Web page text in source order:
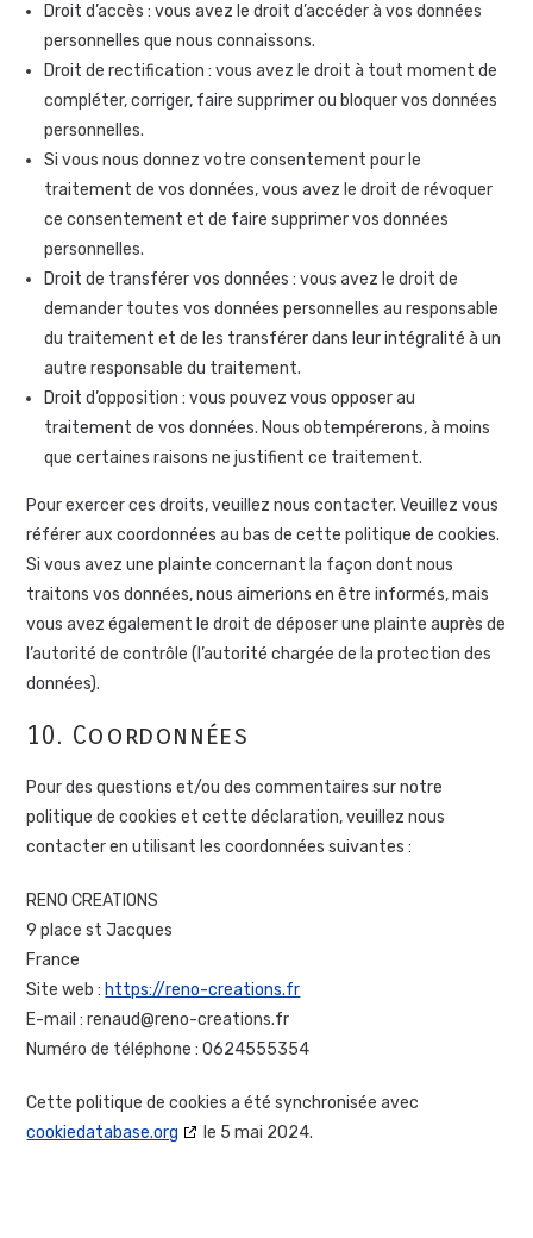
Droit d’accès : vous avez le droit d’accéder à vos données
personnelles que nous connaissons.
Droit de rectification : vous avez le droit à tout moment de
compléter, corriger, faire supprimer ou bloquer vos données
personnelles.
Si vous nous donnez votre consentement pour le
traitement de vos données, vous avez le droit de révoquer
ce consentement et de faire supprimer vos données
personnelles.
Droit de transférer vos données : vous avez le droit de
demander toutes vos données personnelles au responsable
du traitement et de les transférer dans leur intégralité à un
autre responsable du traitement.
Droit d’opposition : vous pouvez vous opposer au
traitement de vos données. Nous obtempérerons, à moins
que certaines raisons ne justifient ce traitement.
Pour exercer ces droits, veuillez nous contacter. Veuillez vous
référer aux coordonnées au bas de cette politique de cookies.
Si vous avez une plainte concernant la façon dont nous
traitons vos données, nous aimerions en être informés, mais
vous avez également le droit de déposer une plainte auprès de
l’autorité de contrôle (l’autorité chargée de la protection des
données).
10. Coordonnées
Pour des questions et/ou des commentaires sur notre
politique de cookies et cette déclaration, veuillez nous
contacter en utilisant les coordonnées suivantes :
RENO CREATIONS
9 place st Jacques
France
Site web : https://reno-creations.fr
E-mail :renaud@reno-creations.fr
Numéro de téléphone : 0624555354
Cette politique de cookies a été synchronisée avec
cookiedatabase.org
le 5 mai 2024.